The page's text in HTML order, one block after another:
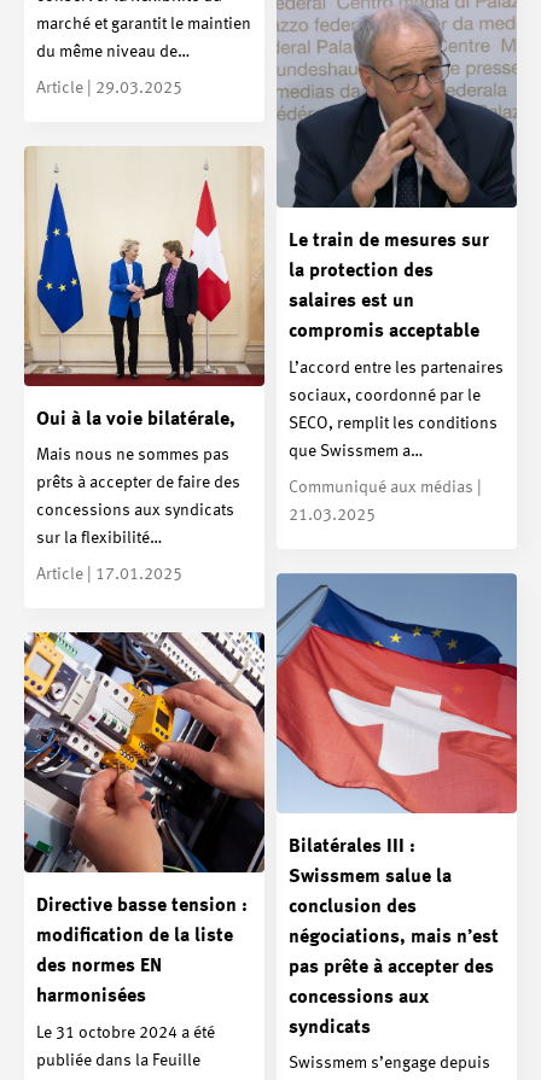
marché et garantit le maintien
du même niveau de…
Article | 29.03.2025
Le train de mesures sur
la protection des
salaires est un
compromis acceptable
L’accord entre les partenaires
sociaux, coordonné par le
SECO, remplit les conditions
que Swissmem a…
Communiqué aux médias |
21.03.2025
Oui à la voie bilatérale,
Mais nous ne sommes pas
prêts à accepter de faire des
concessions aux syndicats
sur la flexibilité…
Article | 17.01.2025
Bilatérales III :
Swissmem salue la
conclusion des
négociations, mais n’est
pas prête à accepter des
concessions aux
syndicats
Swissmem s’engage depuis
Directive basse tension :
modification de la liste
des normes EN
harmonisées
Le 31 octobre 2024 a été
publiée dans la Feuille